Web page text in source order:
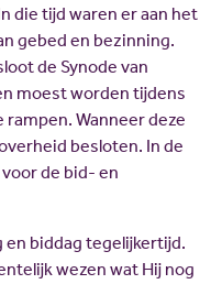
die tijd waren er aan het
gebed en bezinning.
de Synode van
moest worden tijdens
Wanneer deze
besloten. In de
de bid- en
en biddag tegelijkertijd.
wezen wat Hij nog